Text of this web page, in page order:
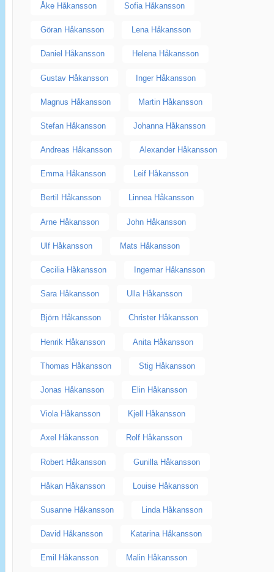
Åke Håkansson Sofia Håkansson
Göran Håkansson Lena Håkansson
Daniel Håkansson Helena Håkansson
Gustav Håkansson Inger Håkansson
Magnus Håkansson Martin Håkansson
Stefan Håkansson Johanna Håkansson
Andreas Håkansson Alexander Håkansson
Emma Håkansson Leif Håkansson
Bertil Håkansson Linnea Håkansson
Arne Håkansson John Håkansson
Ulf Håkansson Mats Håkansson
Cecilia Håkansson Ingemar Håkansson
Sara Håkansson Ulla Håkansson
Björn Håkansson Christer Håkansson
Henrik Håkansson Anita Håkansson
Thomas Håkansson Stig Håkansson
Jonas Håkansson Elin Håkansson
Viola Håkansson Kjell Håkansson
Axel Håkansson Rolf Håkansson
Robert Håkansson Gunilla Håkansson
Håkan Håkansson Louise Håkansson
Susanne Håkansson Linda Håkansson
David Håkansson Katarina Håkansson
Emil Håkansson Malin Håkansson